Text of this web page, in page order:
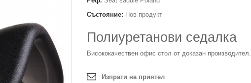
Състояние: Нов продукт
Полиуретанови седалка
Висококачествен офис стол от доказан производител.
Изпрати на приятел